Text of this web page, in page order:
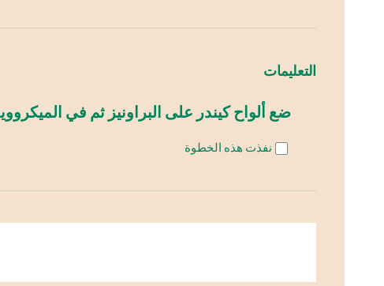
التعليمات
ضع ألواح كيندر على البراونيز ثم في
نفذت هذه الخطوة